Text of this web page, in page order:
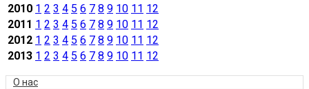
2010 1 2 3 4 5 6 7 8 9 10 11 12
2011 1 2 3 4 5 6 7 8 9 10 11 12
2012 1 2 3 4 5 6 7 8 9 10 11 12
2013 1 2 3 4 5 6 7 8 9 10 11 12
О нас